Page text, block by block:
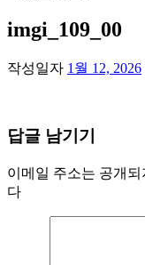
imgi_109_00
작성일자 1월 12, 2026
답글 남기기
이메일 주소는 공개
다